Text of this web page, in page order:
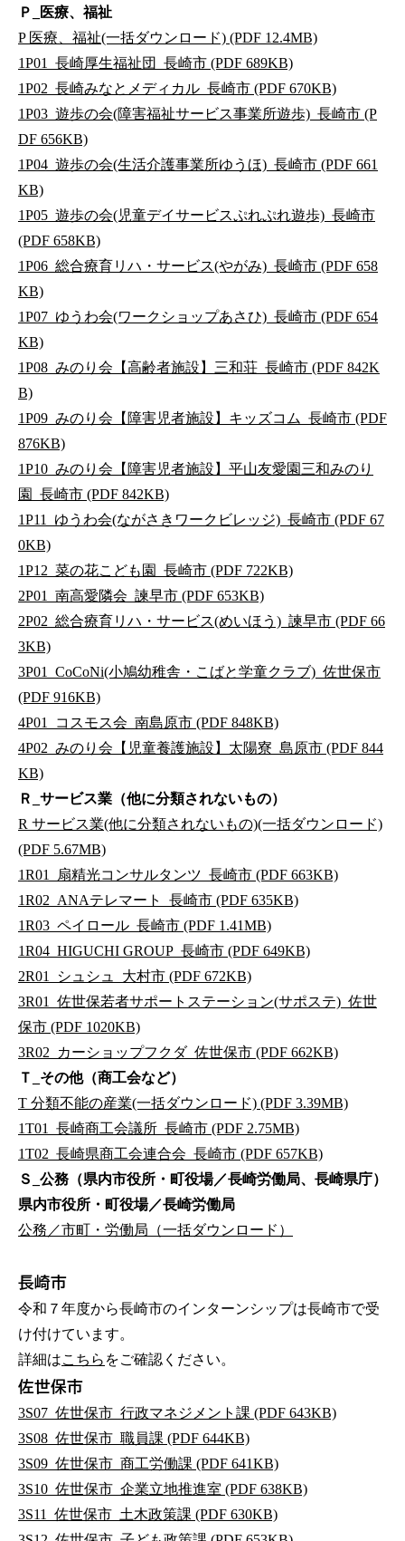
Ｐ_医療、福祉
P 医療、福祉(一括ダウンロード) (PDF 12.4MB)
1P01_長崎厚生福祉団_長崎市 (PDF 689KB)
1P02_長崎みなとメディカル_長崎市 (PDF 670KB)
1P03_遊歩の会(障害福祉サービス事業所遊歩)_長崎市 (P
DF 656KB)
1P04_遊歩の会(生活介護事業所ゆうほ)_長崎市 (PDF 661
KB)
1P05_遊歩の会(児童デイサービスぷれぷれ遊歩)_長崎市
(PDF 658KB)
1P06_総合療育リハ・サービス(やがみ)_長崎市 (PDF 658
KB)
1P07_ゆうわ会(ワークショップあさひ)_長崎市 (PDF 654
KB)
1P08_みのり会【高齢者施設】三和荘_長崎市 (PDF 842K
B)
1P09_みのり会【障害児者施設】キッズコム_長崎市 (PDF
876KB)
1P10_みのり会【障害児者施設】平山友愛園三和みのり
園_長崎市 (PDF 842KB)
1P11_ゆうわ会(ながさきワークビレッジ)_長崎市 (PDF 67
0KB)
1P12_菜の花こども園_長崎市 (PDF 722KB)
2P01_南高愛隣会_諫早市 (PDF 653KB)
2P02_総合療育リハ・サービス(めいほう)_諫早市 (PDF 66
3KB)
3P01_CoCoNi(小鳩幼稚舎・こばと学童クラブ)_佐世保市
(PDF 916KB)
4P01_コスモス会_南島原市 (PDF 848KB)
4P02_みのり会【児童養護施設】太陽寮_島原市 (PDF 844
KB)
Ｒ_サービス業（他に分類されないもの）
R サービス業(他に分類されないもの)(一括ダウンロード)
(PDF 5.67MB)
1R01_扇精光コンサルタンツ_長崎市 (PDF 663KB)
1R02_ANAテレマート_長崎市 (PDF 635KB)
1R03_ペイロール_長崎市 (PDF 1.41MB)
1R04_HIGUCHI GROUP_長崎市 (PDF 649KB)
2R01_シュシュ_大村市 (PDF 672KB)
3R01_佐世保若者サポートステーション(サポステ)_佐世
保市 (PDF 1020KB)
3R02_カーショップフクダ_佐世保市 (PDF 662KB)
Ｔ_その他（商工会など）
T 分類不能の産業(一括ダウンロード) (PDF 3.39MB)
1T01_長崎商工会議所_長崎市 (PDF 2.75MB)
1T02_長崎県商工会連合会_長崎市 (PDF 657KB)
Ｓ_公務（県内市役所・町役場／長崎労働局、長崎県庁）
県内市役所・町役場／長崎労働局
公務／市町・労働局（一括ダウンロード）
長崎市
令和７年度から長崎市のインターンシップは長崎市で受
け付けています。
詳細はこちら をご確認ください。
佐世保市
3S07_佐世保市_行政マネジメント課 (PDF 643KB)
3S08_佐世保市_職員課 (PDF 644KB)
3S09_佐世保市_商工労働課 (PDF 641KB)
3S10_佐世保市_企業立地推進室 (PDF 638KB)
3S11_佐世保市_土木政策課 (PDF 630KB)